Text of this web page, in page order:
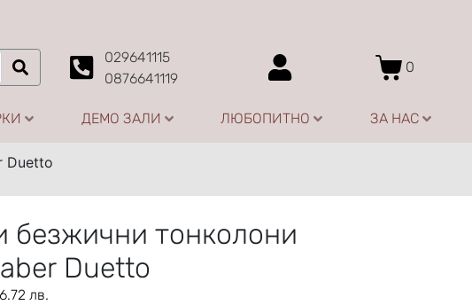
029641115
0876641119
0
ДЕМО ЗАЛИ ЛЮБОПИТНО ЗА НАС
Duetto
безжични тонколони
Duetto
лв.